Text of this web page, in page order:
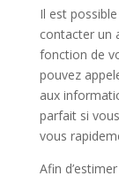
Il est
contacter un
fonction de
pouvez
aux
parfait si
vous
Afin